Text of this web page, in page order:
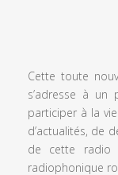
Cette toute
s’adresse à un
participer à la
d’actualités, de
de cette radio
radiophonique